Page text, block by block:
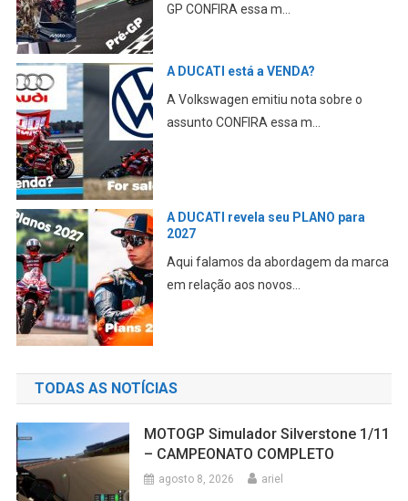
GP CONFIRA essa m...
A DUCATI está a VENDA?
A Volkswagen emitiu nota sobre o
assunto CONFIRA essa m...
A DUCATI revela seu PLANO para
2027
Aqui falamos da abordagem da marca
em relação aos novos...
TODAS AS NOTÍCIAS
MOTOGP Simulador Silverstone 1/11
– CAMPEONATO COMPLETO
agosto 8, 2026 ariel